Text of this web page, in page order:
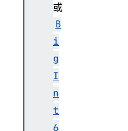
或
B
i
g
I
n
t
6